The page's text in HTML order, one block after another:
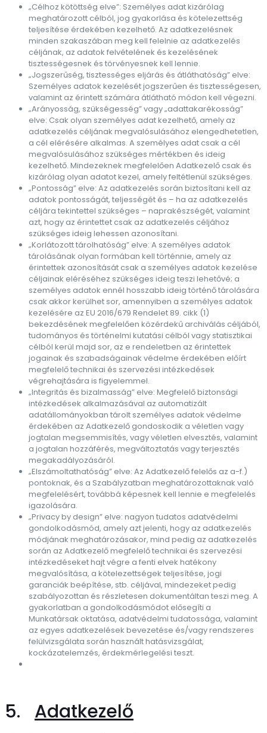
„Célhoz kötöttség elve”: Személyes adat kizárólag
meghatározott célból, jog gyakorlása és kötelezettség
teljesítése érdekében kezelhető. Az adatkezelésnek
minden szakaszában meg kell felelnie az adatkezelés
céljának, az adatok felvételének és kezelésének
tisztességesnek és törvényesnek kell lennie.
„Jogszerűség, tisztességes eljárás és átláthatóság” elve:
Személyes adatok kezelését jogszerűen és tisztességesen,
valamint az érintett számára átlátható módon kell végezni.
„Arányosság, szükségesség” vagy „adattakarékosság”
elve: Csak olyan személyes adat kezelhető, amely az
adatkezelés céljának megvalósulásához elengedhetetlen,
a cél elérésére alkalmas. A személyes adat csak a cél
megvalósulásához szükséges mértékben és ideig
kezelhető. Mindezeknek megfelelően Adatkezelő csak és
kizárólag olyan adatot kezel, amely feltétlenül szükséges.
„Pontosság” elve: Az adatkezelés során biztosítani kell az
adatok pontosságát, teljességét és – ha az adatkezelés
céljára tekintettel szükséges – naprakészségét, valamint
azt, hogy az érintettet csak az adatkezelés céljához
szükséges ideig lehessen azonosítani.
„Korlátozott tárolhatóság” elve: A személyes adatok
tárolásának olyan formában kell történnie, amely az
érintettek azonosítását csak a személyes adatok kezelése
céljainak eléréséhez szükséges ideig teszi lehetővé; a
személyes adatok ennél hosszabb ideig történő tárolására
csak akkor kerülhet sor, amennyiben a személyes adatok
kezelésére az EU 2016/679 Rendelet 89. cikk (1)
bekezdésének megfelelően közérdekű archiválás céljából,
tudományos és történelmi kutatási célból vagy statisztikai
célból kerül majd sor, az e rendeletben az érintettek
jogainak és szabadságainak védelme érdekében előírt
megfelelő technikai és szervezési intézkedések
végrehajtására is figyelemmel.
„Integritás és bizalmasság” elve: Megfelelő biztonsági
intézkedések alkalmazásával az automatizált
adatállományokban tárolt személyes adatok védelme
érdekében az Adatkezelő gondoskodik a véletlen vagy
jogtalan megsemmisítés, vagy véletlen elvesztés, valamint
a jogtalan hozzáférés, megváltoztatás vagy terjesztés
megakadályozásáról.
„Elszámoltathatóság” elve: Az Adatkezelő felelős az a-f.)
pontoknak, és a Szabályzatban meghatározottaknak való
megfelelésért, továbbá képesnek kell lennie e megfelelés
igazolására.
„Privacy by design” elve: nagyon tudatos adatvédelmi
gondolkodásmód, amely azt jelenti, hogy az adatkezelés
módjának meghatározásakor, mind pedig az adatkezelés
során az Adatkezelő megfelelő technikai és szervezési
intézkedéseket hajt végre a fenti elvek hatékony
megvalósítása, a kötelezettségek teljesítése, jogi
garanciák beépítése, stb. céljával, mindezeket pedig
szabályozottan és részletesen dokumentáltan teszi meg. A
gyakorlatban a gondolkodásmódot elősegíti a
Munkatársak oktatása, adatvédelmi tudatossága, valamint
az egyes adatkezelések bevezetése és/vagy rendszeres
felülvizsgálata során használt hatásvizsgálat,
kockázatelemzés, érdekmérlegelési teszt.
5. Adatkezelő